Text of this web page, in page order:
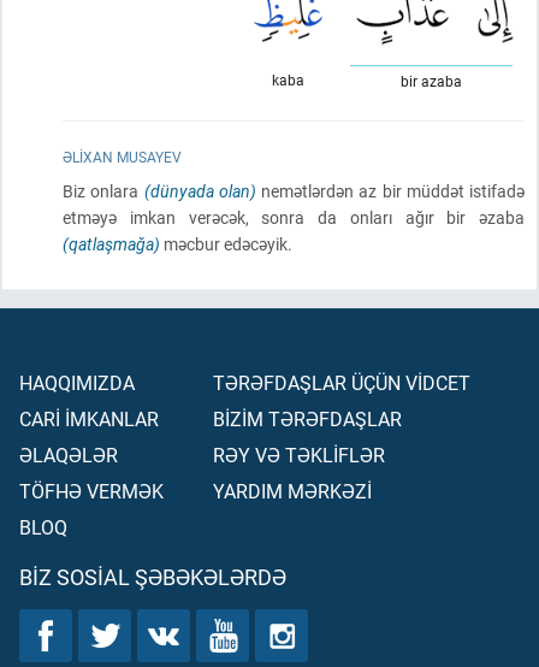
bir azaba
kaba
ƏLIXAN MUSAYEV
Biz onlara (dünyada olan) nemətlərdən az bir müddət istifadə
etməyə imkan verəcək, sonra da onları ağır bir əzaba
(qatlaşmağa) məcbur edəcəyik.
HAQQIMIZDA
CARİ İMKANLAR
ƏLAQƏLƏR
TÖFHƏ VERMƏK
BLOQ
TƏRƏFDAŞLAR ÜÇÜN VİDCET
BİZİM TƏRƏFDAŞLAR
RƏY VƏ TƏKLİFLƏR
YARDIM MƏRKƏZİ
BIZ SOSIAL ŞƏBƏKƏLƏRDƏ